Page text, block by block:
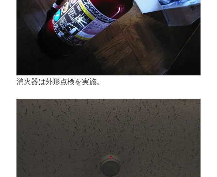
消火器は外形点検を実施。